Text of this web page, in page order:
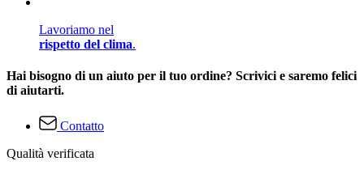
Lavoriamo nel
rispetto del clima.
Hai bisogno di un aiuto per il tuo ordine? Scrivici e saremo felici
di aiutarti.
Contatto
Qualità verificata